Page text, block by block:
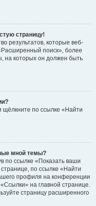
страницу!
результатов, которые веб-
поиск», более
на которых он должен быть
щёлкните по ссылке «Найти
мной темы?
по ссылке «Показать ваши
по ссылке «Найти
профиля на конференции
на главной странице.
страницу расширенного